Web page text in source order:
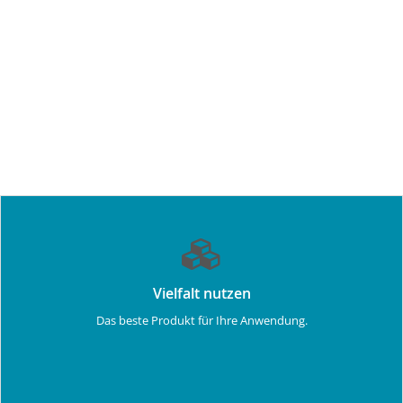
Vielfalt nutzen
Das beste Produkt für Ihre Anwendung.